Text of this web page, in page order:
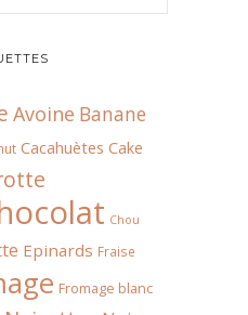
Avoine Banane
Cacahuètes Cake
Chou
Epinards Fraise
Fromage blanc